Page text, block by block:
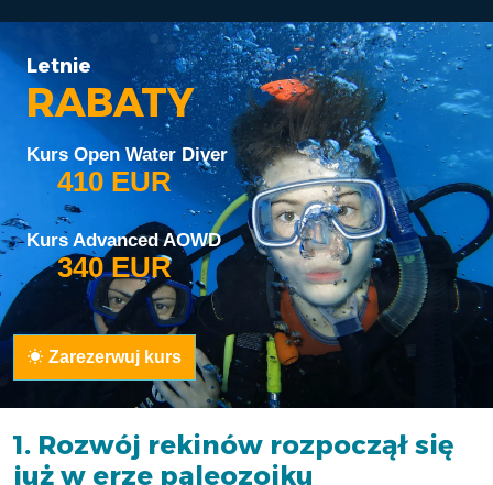
Letnie
RABATY
Kurs Open Water Diver
410 EUR
Kurs Advanced AOWD
340 EUR
Zarezerwuj kurs
1. Rozwój rekinów rozpoczął się
już w erze paleozoiku